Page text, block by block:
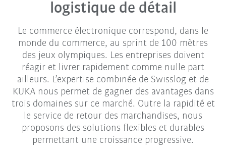
logistique de détail
Le commerce électronique correspond, dans le
monde du commerce, au sprint de 100 mètres
des jeux olympiques. Les entreprises doivent
réagir et livrer rapidement comme nulle part
ailleurs. L’expertise combinée de Swisslog et de
KUKA nous permet de gagner des avantages dans
trois domaines sur ce marché. Outre la rapidité et
le service de retour des marchandises, nous
proposons des solutions flexibles et durables
permettant une croissance progressive.